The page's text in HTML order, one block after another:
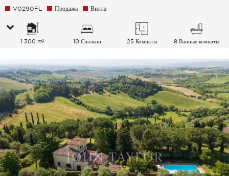
V0290FL Продажа Вилла
1 300 m² 10 Спальни 25 Комнаты 8 Ванные комнаты